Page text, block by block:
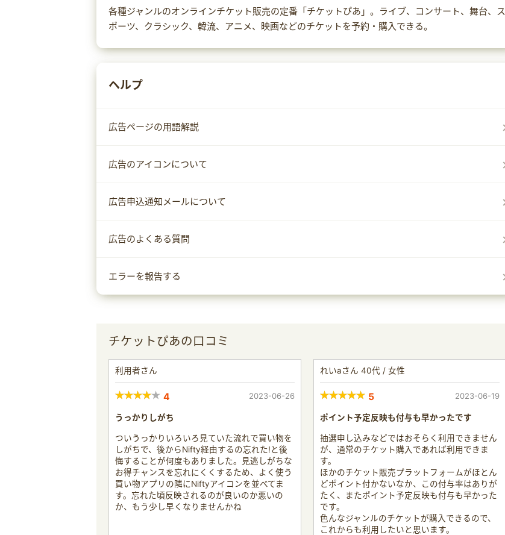
各種ジャンルのオンラインチケット販売の定番「チケットぴあ」。ライブ、コンサート、舞台、ス
ポーツ、クラシック、韓流、アニメ、映画などのチケットを予約・購入できる。
ヘルプ
広告ページの用語解説
広告のアイコンについて
広告申込通知メールについて
広告のよくある質問
エラーを報告する
チケットぴあの口コミ
利用者さん
4 2023-06-26
うっかりしがち
ついうっかりいろいろ見ていた流れで買い物を
しがちで、後からNifty経由するの忘れた!と後
悔することが何度もありました。見逃しがちな
お得チャンスを忘れにくくするため、よく使う
買い物アプリの隣にNiftyアイコンを並べてま
す。忘れた頃反映されるのが良いのか悪いの
か、もう少し早くなりませんかね
れいaさん 40代 / 女性
5 2023-06-19
ポイント予定反映も付与も早かったです
抽選申し込みなどではおそらく利用できません
が、通常のチケット購入であれば利用できま
す。
ほかのチケット販売プラットフォームがほとん
どポイント付かないなか、この付与率はありが
たく、またポイント予定反映も付与も早かった
です。
色んなジャンルのチケットが購入できるので、
これからも利用したいと思います。